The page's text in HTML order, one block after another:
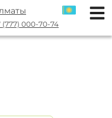
(777) 000-70-74